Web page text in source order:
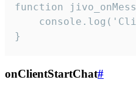
function
}
onClientStartChat#